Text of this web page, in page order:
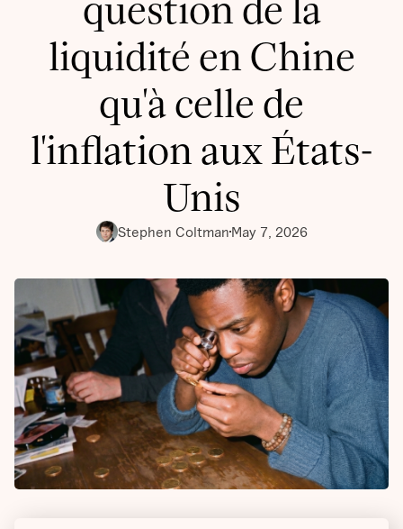
question de la
liquidité en Chine
qu'à celle de
l'inflation aux États-
Unis
Stephen ColtmanMay 7, 2026